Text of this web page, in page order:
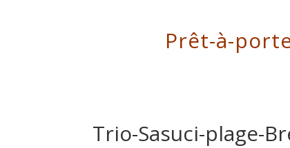
Prêt-à-
Trio-Sasuci-plage-